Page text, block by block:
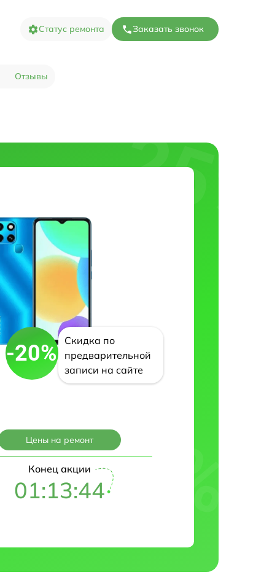
Статус ремонта Заказать звонок
Отзывы
-20%
Скидка по
предварительной
записи на сайте
Цены на ремонт
Конец акции
01:13:43